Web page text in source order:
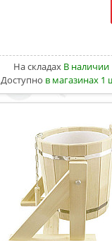
На складах В наличии
Доступно в магазинах 1